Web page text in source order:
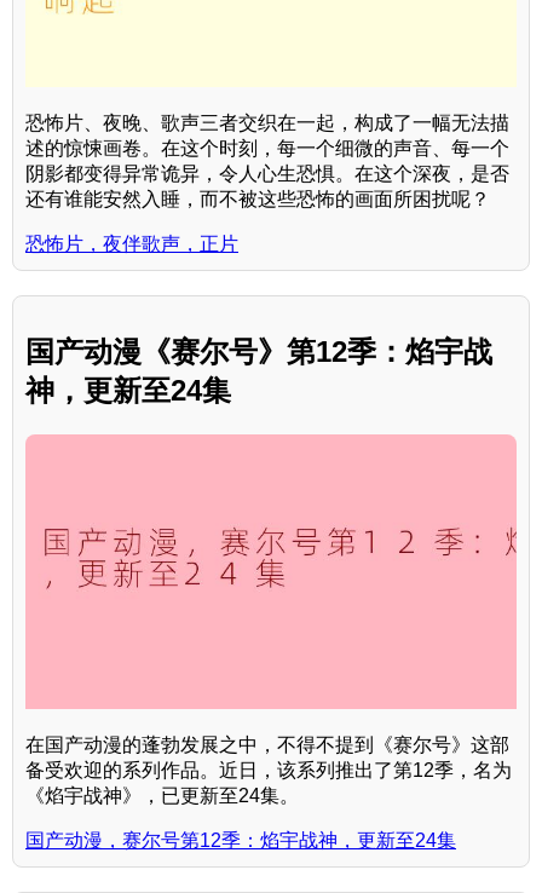
恐怖片、夜晚、歌声三者交织在一起，构成了一幅无法描
述的惊悚画卷。在这个时刻，每一个细微的声音、每一个
阴影都变得异常诡异，令人心生恐惧。在这个深夜，是否
还有谁能安然入睡，而不被这些恐怖的画面所困扰呢？
恐怖片，夜伴歌声，正片
国产动漫《赛尔号》第12季：焰宇战
神，更新至24集
在国产动漫的蓬勃发展之中，不得不提到《赛尔号》这部
备受欢迎的系列作品。近日，该系列推出了第12季，名为
《焰宇战神》，已更新至24集。
国产动漫，赛尔号第12季：焰宇战神，更新至24集